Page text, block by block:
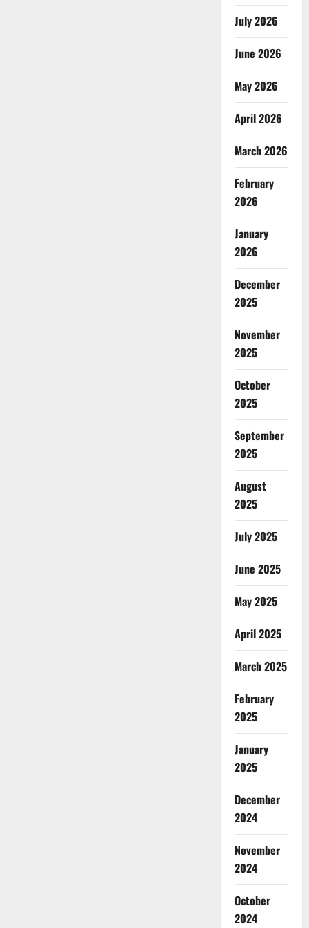
July 2026
June 2026
May 2026
April 2026
March 2026
February
2026
January
2026
December
2025
November
2025
October
2025
September
2025
August
2025
July 2025
June 2025
May 2025
April 2025
March 2025
February
2025
January
2025
December
2024
November
2024
October
2024